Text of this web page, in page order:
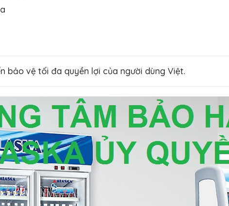
bảo vệ tối đa quyền lợi của người dùng Việt.